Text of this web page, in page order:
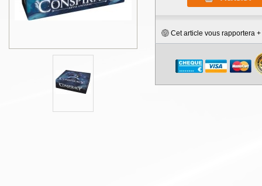
Cet article vous rapportera +